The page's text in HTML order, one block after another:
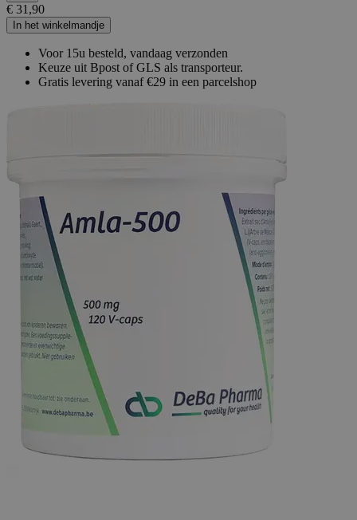
€ 31,90
In het winkelmandje
Voor 15u besteld, vandaag verzonden
Keuze uit Bpost of GLS als transporteur.
Gratis levering vanaf €29 in een parcelshop